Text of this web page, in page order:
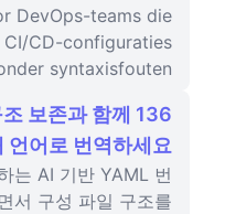
DevOps-teams die
CI/CD-configuraties
syntaxisfouten
보존과 함께 136
언어로 번역하세요
는 AI 기반 YAML 번
서 구성 파일 구조를